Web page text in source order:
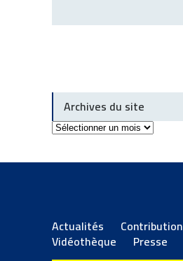
Archives du site
Archives
du
Actualités Contribution
Vidéothèque Presse